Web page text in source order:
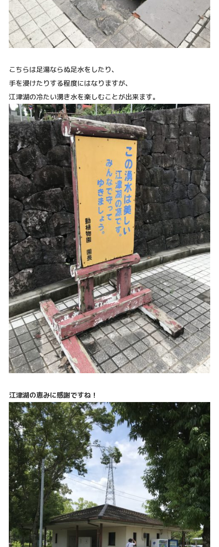
こちらは足湯ならぬ足水をしたり、
手を浸けたりする程度にはなりますが、
江津湖の冷たい湧き水を楽しむことが出来ます。
江津湖の恵みに感謝ですね！